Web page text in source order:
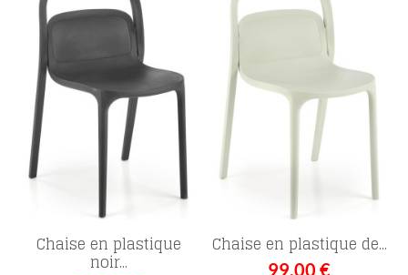
Chaise en plastique
noir...
Chaise en plastique de...
99,00 €